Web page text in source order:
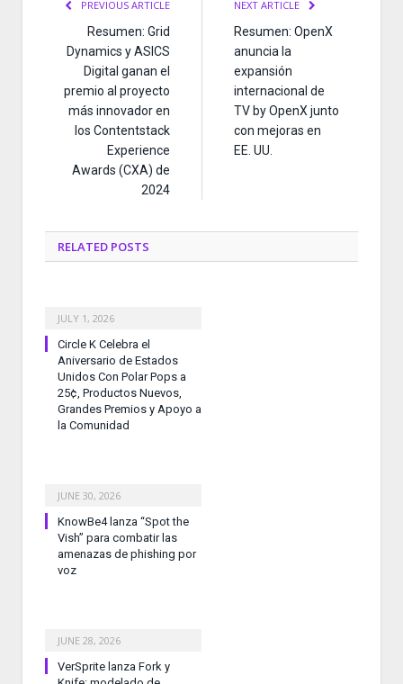
PREVIOUS ARTICLE
Resumen: Grid
Dynamics y ASICS
Digital ganan el
premio al proyecto
más innovador en
los Contentstack
Experience
Awards (CXA) de
2024
NEXT ARTICLE
Resumen: OpenX
anuncia la
expansión
internacional de
TV by OpenX junto
con mejoras en
EE. UU.
RELATED POSTS
JULY 1, 2026
Circle K Celebra el
Aniversario de Estados
Unidos Con Polar Pops a
25¢, Productos Nuevos,
Grandes Premios y Apoyo a
la Comunidad
JUNE 30, 2026
KnowBe4 lanza “Spot the
Vish” para combatir las
amenazas de phishing por
voz
JUNE 28, 2026
VerSprite lanza Fork y